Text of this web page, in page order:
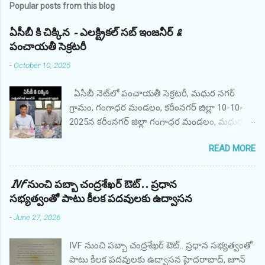
Popular posts from this blog
ఏసీబీ కి చిక్కిన - ఎలక్ట్రికల్ సబ్ ఇంజనీర్ &
పంచాయతీ సెక్రటరీ
-October 10, 2025
ఏసీబీ నెట్‌లో పంచాయతీ సెక్రటరీ, మధుర నగర్
గ్రామం, గంగాధర మండలం, కరీంనగర్ జిల్లా 10-10-
2025న కరీంనగర్ జిల్లా గంగాధర మండలం, మధుర
ఇందిరమ్మ గృహనిర్మాణ పథకం కోసం ఫిర్యాదుదారుడి
ఫైల్‌ను ప్రాసెస్ చేయడానికి అధికారిక అనుకూలంగా
వ్యవహరించినందుకు ఫిర్యాదుదారుడి నుండి రూ.
10,000/- లంచం డిమాండ్ చేసి స్వీకరించినప్పుడు
తెలంగాణ ACB, కరీంనగర్ యూనిట్ వారు రెడ్
తరపున లంచం మొత్తాన్ని తిరిగి పొందారు. ఏఓ శ్రీ ఎం.
READ MORE
IVF నుంచి పబ్బా చంద్రశేఖర్ ఔట్.. ప్రధాన
సభ్యత్వంతో పాటు కీలక పదవులకు ఉద్వాసన
-June 27, 2026
IVF నుంచి పబ్బా చంద్రశేఖర్ ఔట్.. ప్రధాన సభ్యత్వంతో
పాటు కీలక పదవులకు ఉద్వాసన హైదరాబాద్, జూన్